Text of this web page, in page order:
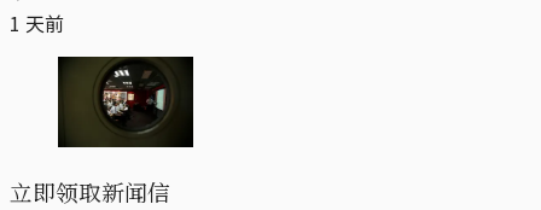
1 天前
立即领取新闻信